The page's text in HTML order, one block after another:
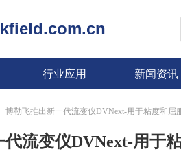
行业应用 新闻资讯
流变仪DVNext-用于
博勒飞推出新一代流变仪DVNext-用于粘度和屈